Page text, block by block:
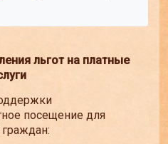
льгот на платные
посещение для